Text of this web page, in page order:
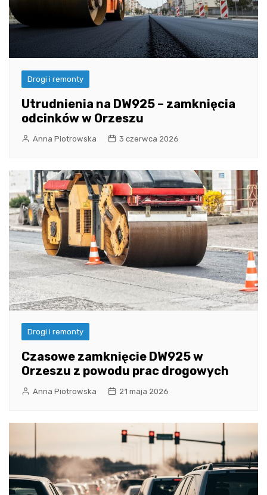
Drogi i remonty
Utrudnienia na DW925 – zamknięcia
odcinków w Orzeszu
Anna Piotrowska 3 czerwca 2026
Drogi i remonty
Czasowe zamknięcie DW925 w
Orzeszu z powodu prac drogowych
Anna Piotrowska 21 maja 2026